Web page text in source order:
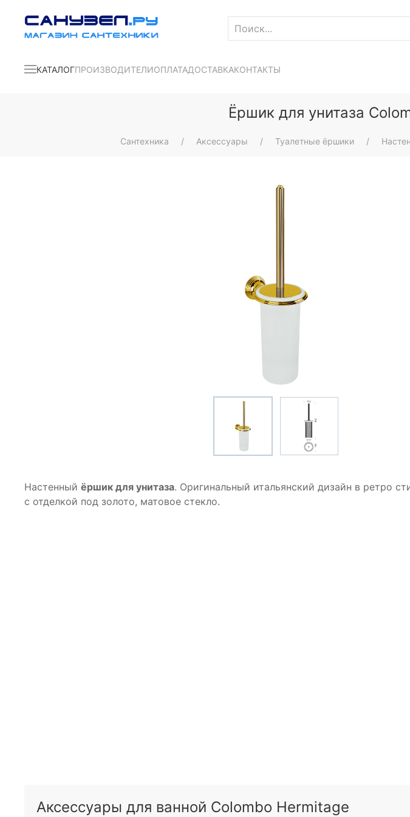
КАТАЛОГПРОИЗВОДИТЕЛИОПЛАТАДОСТАВКАКОНТАКТЫ
Ёршик для унитаза
Сантехника Аксессуары Туалетные ёршики
Настенный ёршик для унитаза. Оригинальный итальянский дизайн в ретро
с отделкой под золото, матовое стекло.
Аксессуары для ванной Colombo Hermitage